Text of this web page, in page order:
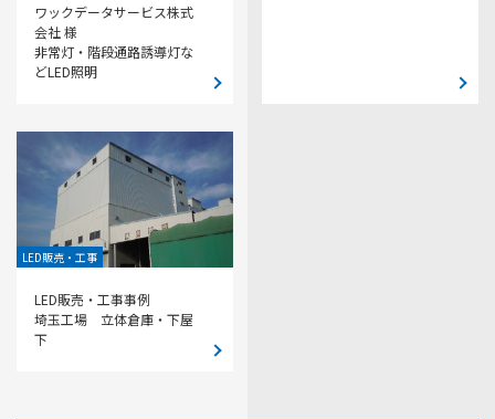
ワックデータサービス株式
会社 様
非常灯・階段通路誘導灯な
どLED照明
LED販売・工事
LED販売・工事事例
埼玉工場 立体倉庫・下屋
下